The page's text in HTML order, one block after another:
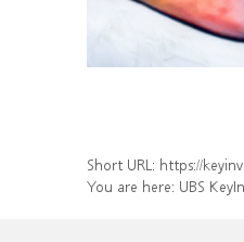
Short URL: https://
You are here: UBS